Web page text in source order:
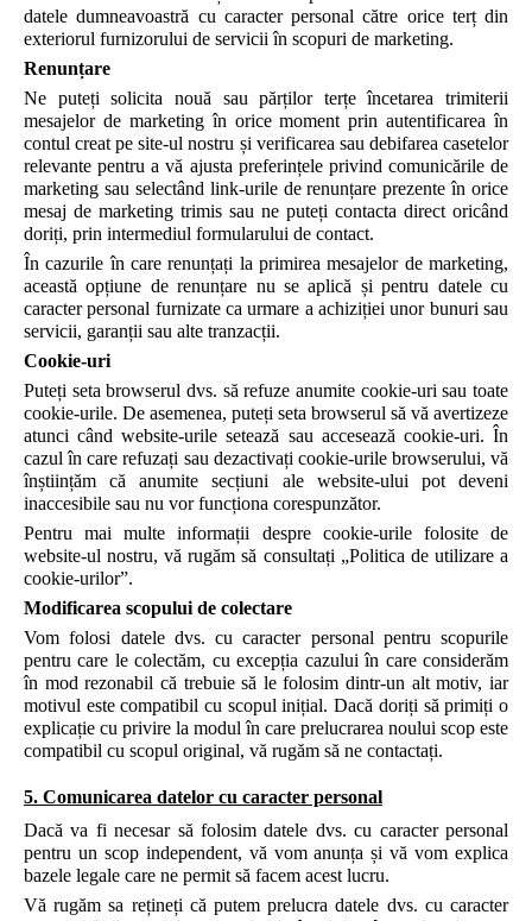
datele dumneavoastră cu caracter personal către orice terț din
exteriorul furnizorului de servicii în scopuri de marketing.
Renunțare
Ne puteți solicita nouă sau părților terțe încetarea trimiterii
mesajelor de marketing în orice moment prin autentificarea în
contul creat pe site-ul nostru și verificarea sau debifarea casetelor
relevante pentru a vă ajusta preferințele privind comunicările de
marketing sau selectând link-urile de renunțare prezente în orice
mesaj de marketing trimis sau ne puteți contacta direct oricând
doriți, prin intermediul formularului de contact.
În cazurile în care renunțați la primirea mesajelor de marketing,
această opțiune de renunțare nu se aplică și pentru datele cu
caracter personal furnizate ca urmare a achiziției unor bunuri sau
servicii, garanții sau alte tranzacții.
Cookie-uri
Puteți seta browserul dvs. să refuze anumite cookie-uri sau toate
cookie-urile. De asemenea, puteți seta browserul să vă avertizeze
atunci când website-urile setează sau accesează cookie-uri. În
cazul în care refuzați sau dezactivați cookie-urile browserului, vă
înștiințăm că anumite secțiuni ale website-ului pot deveni
inaccesibile sau nu vor funcționa corespunzător.
Pentru mai multe informații despre cookie-urile folosite de
website-ul nostru, vă rugăm să consultați „Politica de utilizare a
cookie-urilor”.
Modificarea scopului de colectare
Vom folosi datele dvs. cu caracter personal pentru scopurile
pentru care le colectăm, cu excepția cazului în care considerăm
în mod rezonabil că trebuie să le folosim dintr-un alt motiv, iar
motivul este compatibil cu scopul inițial. Dacă doriți să primiți o
explicație cu privire la modul în care prelucrarea noului scop este
compatibil cu scopul original, vă rugăm să ne contactați.
5. Comunicarea datelor cu caracter personal
Dacă va fi necesar să folosim datele dvs. cu caracter personal
pentru un scop independent, vă vom anunța și vă vom explica
bazele legale care ne permit să facem acest lucru.
Vă rugăm sa rețineți că putem prelucra datele dvs. cu caracter